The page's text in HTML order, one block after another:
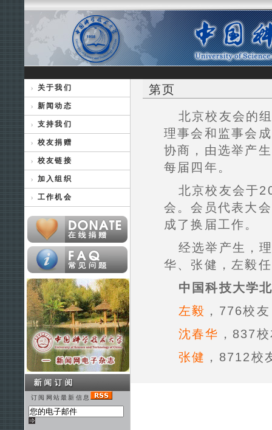
关于我们
新闻动态
支持我们
校友捐赠
校友链接
加入组织
工作机会
订阅网站最新信息
第页
北京校友会的
理事会和监事会
协商，由选举产
每届四年。
北京校友会于
会。会员代表大
成了换届工作。
经选举产生，
华、张健，左毅
中国科技大学
左毅 ，776校
沈春华 ，837
张健 ，8712校